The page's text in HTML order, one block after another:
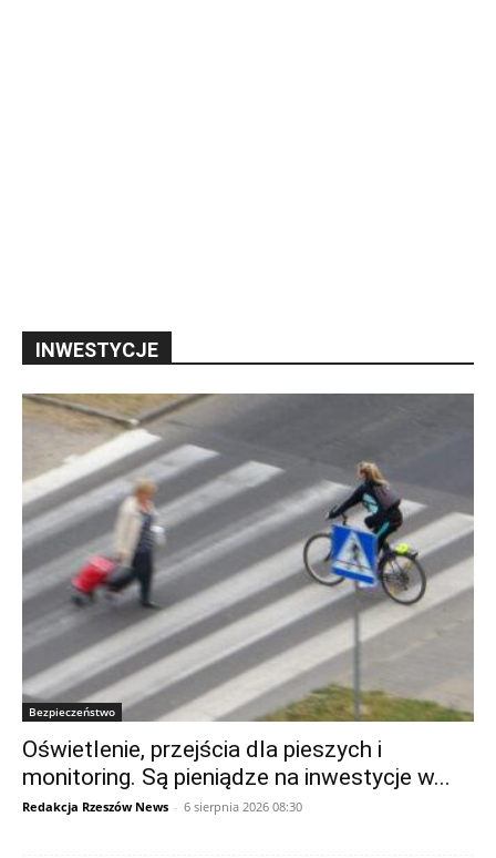
INWESTYCJE
Bezpieczeństwo
Oświetlenie, przejścia dla pieszych i
monitoring. Są pieniądze na inwestycje w...
Redakcja Rzeszów News - 6 sierpnia 2026 08:30